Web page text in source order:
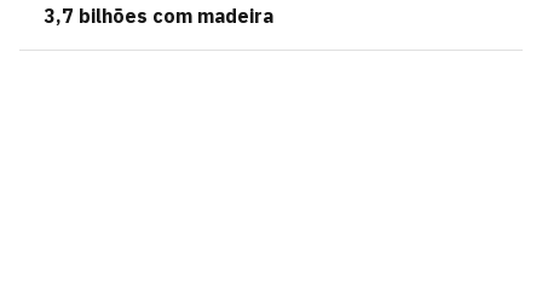
3,7 bilhões com madeira